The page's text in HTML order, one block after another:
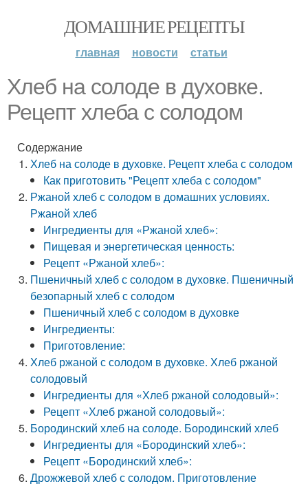
ДОМАШНИЕ РЕЦЕПТЫ
главная новости статьи
Хлеб на солоде в духовке.
Рецепт хлеба с солодом
Содержание
Хлеб на солоде в духовке. Рецепт хлеба с солодом
Как приготовить "Рецепт хлеба с солодом"
Ржаной хлеб с солодом в домашних условиях.
Ржаной хлеб
Ингредиенты для «Ржаной хлеб»:
Пищевая и энергетическая ценность:
Рецепт «Ржаной хлеб»:
Пшеничный хлеб с солодом в духовке. Пшеничный
безопарный хлеб с солодом
Пшеничный хлеб с солодом в духовке
Ингредиенты:
Приготовление:
Хлеб ржаной с солодом в духовке. Хлеб ржаной
солодовый
Ингредиенты для «Хлеб ржаной солодовый»:
Рецепт «Хлеб ржаной солодовый»:
Бородинский хлеб на солоде. Бородинский хлеб
Ингредиенты для «Бородинский хлеб»:
Рецепт «Бородинский хлеб»:
Дрожжевой хлеб с солодом. Приготовление